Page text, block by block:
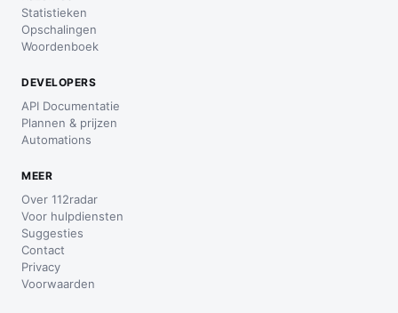
Statistieken
Opschalingen
Woordenboek
DEVELOPERS
API Documentatie
Plannen & prijzen
Automations
MEER
Over 112radar
Voor hulpdiensten
Suggesties
Contact
Privacy
Voorwaarden